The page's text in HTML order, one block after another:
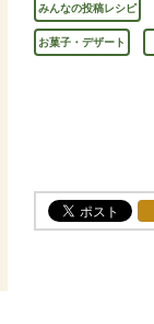
みんなの投稿レシピ
お菓子・デザート